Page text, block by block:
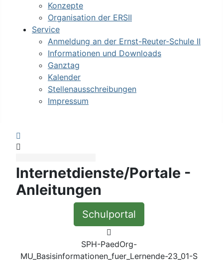
Konzepte
Organisation der ERSII
Service
Anmeldung an der Ernst-Reuter-Schule II
Informationen und Downloads
Ganztag
Kalender
Stellenausschreibungen
Impressum
Internetdienste/Portale -
Anleitungen
Schulportal
SPH-PaedOrg-
MU_Basisinformationen_fuer_Lernende-23_01-S